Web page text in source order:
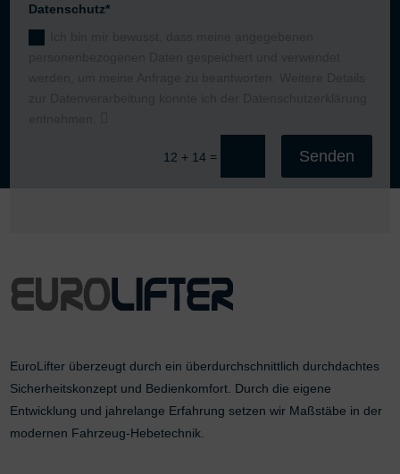
Datenschutz*
12 + 14 = Senden
EuroLifter überzeugt durch ein überdurchschnittlich durchdachtes
Sicherheitskonzept und Bedienkomfort. Durch die eigene
Entwicklung und jahrelange Erfahrung setzen wir Maßstäbe in der
modernen Fahrzeug-Hebetechnik.